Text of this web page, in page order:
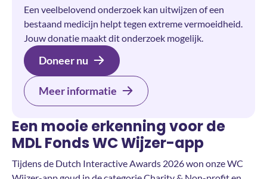
Een veelbelovend onderzoek kan uitwijzen of een
bestaand medicijn helpt tegen extreme vermoeidheid.
Jouw donatie maakt dit onderzoek mogelijk.
Doneer nu
Meer informatie
Een mooie erkenning voor de
MDL Fonds WC Wijzer-app
Tijdens de Dutch Interactive Awards 2026 won onze WC